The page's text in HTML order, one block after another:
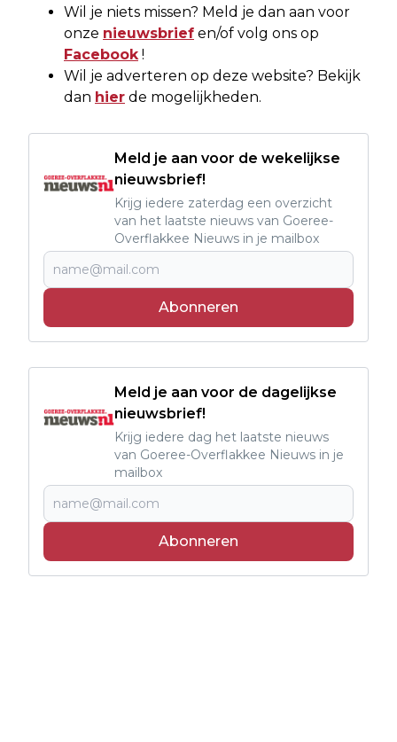
Wil je niets missen? Meld je dan aan voor
onze nieuwsbrief en/of volg ons op
Facebook !
Wil je adverteren op deze website? Bekijk
dan hier de mogelijkheden.
Meld je aan voor de wekelijkse
nieuwsbrief!
Krijg iedere zaterdag een overzicht
van het laatste nieuws van Goeree-
Overflakkee Nieuws in je mailbox
Abonneren
Meld je aan voor de dagelijkse
nieuwsbrief!
Krijg iedere dag het laatste nieuws
van Goeree-Overflakkee Nieuws in je
mailbox
Abonneren